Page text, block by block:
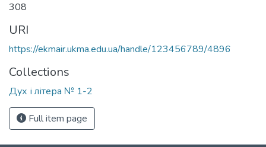
308
URI
https://ekmair.ukma.edu.ua/handle/123456789/4896
Collections
Дух і літера № 1-2
Full item page